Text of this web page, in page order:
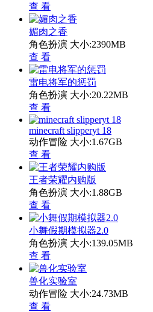
查 看
媚肉之香
角色扮演 大小:2390MB
查 看
雷电将军的惩罚
角色扮演 大小:20.22MB
查 看
minecraft slipperyt 18
动作冒险 大小:1.67GB
查 看
王者荣耀内购版
角色扮演 大小:1.88GB
查 看
小舞假期模拟器2.0
角色扮演 大小:139.05MB
查 看
兽化实验室
动作冒险 大小:24.73MB
查 看